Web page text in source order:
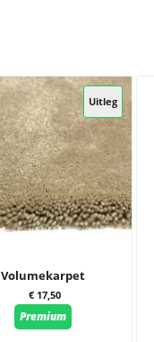
Uitleg
Volumekarpet
€ 17,50
Premium